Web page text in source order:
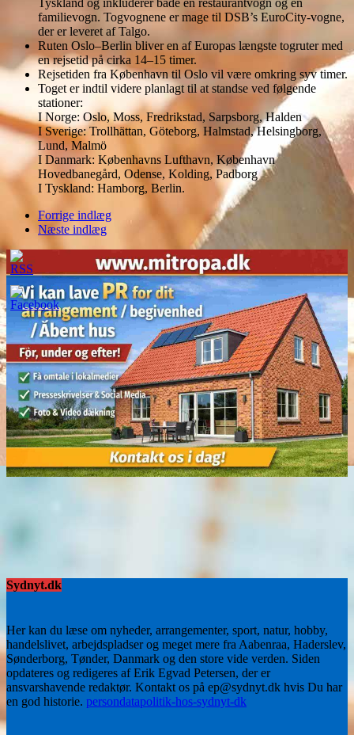
familievogn. Togvognene er mage til DSB’s EuroCity-vogne,
der er leveret af Talgo.
Ruten Oslo–Berlin bliver en af Europas længste togruter med
en rejsetid på cirka 14–15 timer.
Rejsetiden fra København til Oslo vil være omkring syv timer.
Toget er indtil videre planlagt til at standse ved følgende
stationer:
I Norge: Oslo, Moss, Fredrikstad, Sarpsborg, Halden
I Sverige: Trollhättan, Göteborg, Halmstad, Helsingborg,
Lund, Malmö
I Danmark: Københavns Lufthavn, København
Hovedbanegård, Odense, Kolding, Padborg
I Tyskland: Hamborg, Berlin.
Forrige indlæg
Næste indlæg
Sydnyt.dk
Her kan du læse om nyheder, arrangementer, sport, natur, hobby,
handelslivet, arbejdspladser og meget mere fra Aabenraa, Haderslev,
Sønderborg, Tønder, Danmark og den store vide verden. Siden
opdateres og redigeres af Erik Egvad Petersen, der er
ansvarshavende redaktør. Kontakt os på ep@sydnyt.dk hvis Du har
en god historie. persondatapolitik-hos-sydnyt-dk